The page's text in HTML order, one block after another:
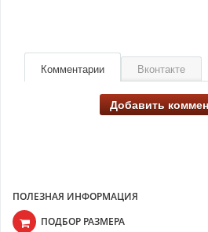
Комментарии Вконтакте
Добавить
ПОЛЕЗНАЯ ИНФОРМАЦИЯ
ПОДБОР РАЗМЕРА